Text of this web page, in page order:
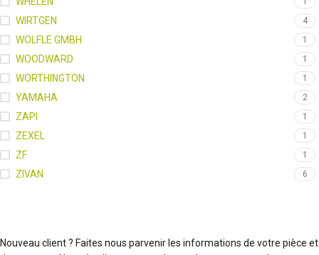
WIRTGEN 4
WOLFLE GMBH 1
WOODWARD 1
WORTHINGTON 1
YAMAHA 2
ZAPI 1
ZEXEL 1
ZF 1
ZIVAN 6
Nouveau client ? Faites nous parvenir les informations de votre pièce et